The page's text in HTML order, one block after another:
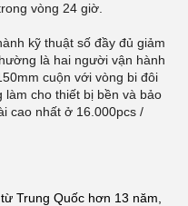
vòng 24 giờ.
kỹ thuật số đầy đủ giảm
là hai người vận hành
cuộn với vòng bi đôi
cho thiết bị bền và bảo
cao nhất ở 16.000pcs /
Trung Quốc hơn 13 năm,